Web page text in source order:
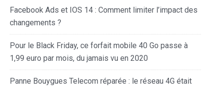
Facebook Ads et IOS 14 : Comment limiter l’impact des
changements ?
Pour le Black Friday, ce forfait mobile 40 Go passe à
1,99 euro par mois, du jamais vu en 2020
Panne Bouygues Telecom réparée : le réseau 4G était